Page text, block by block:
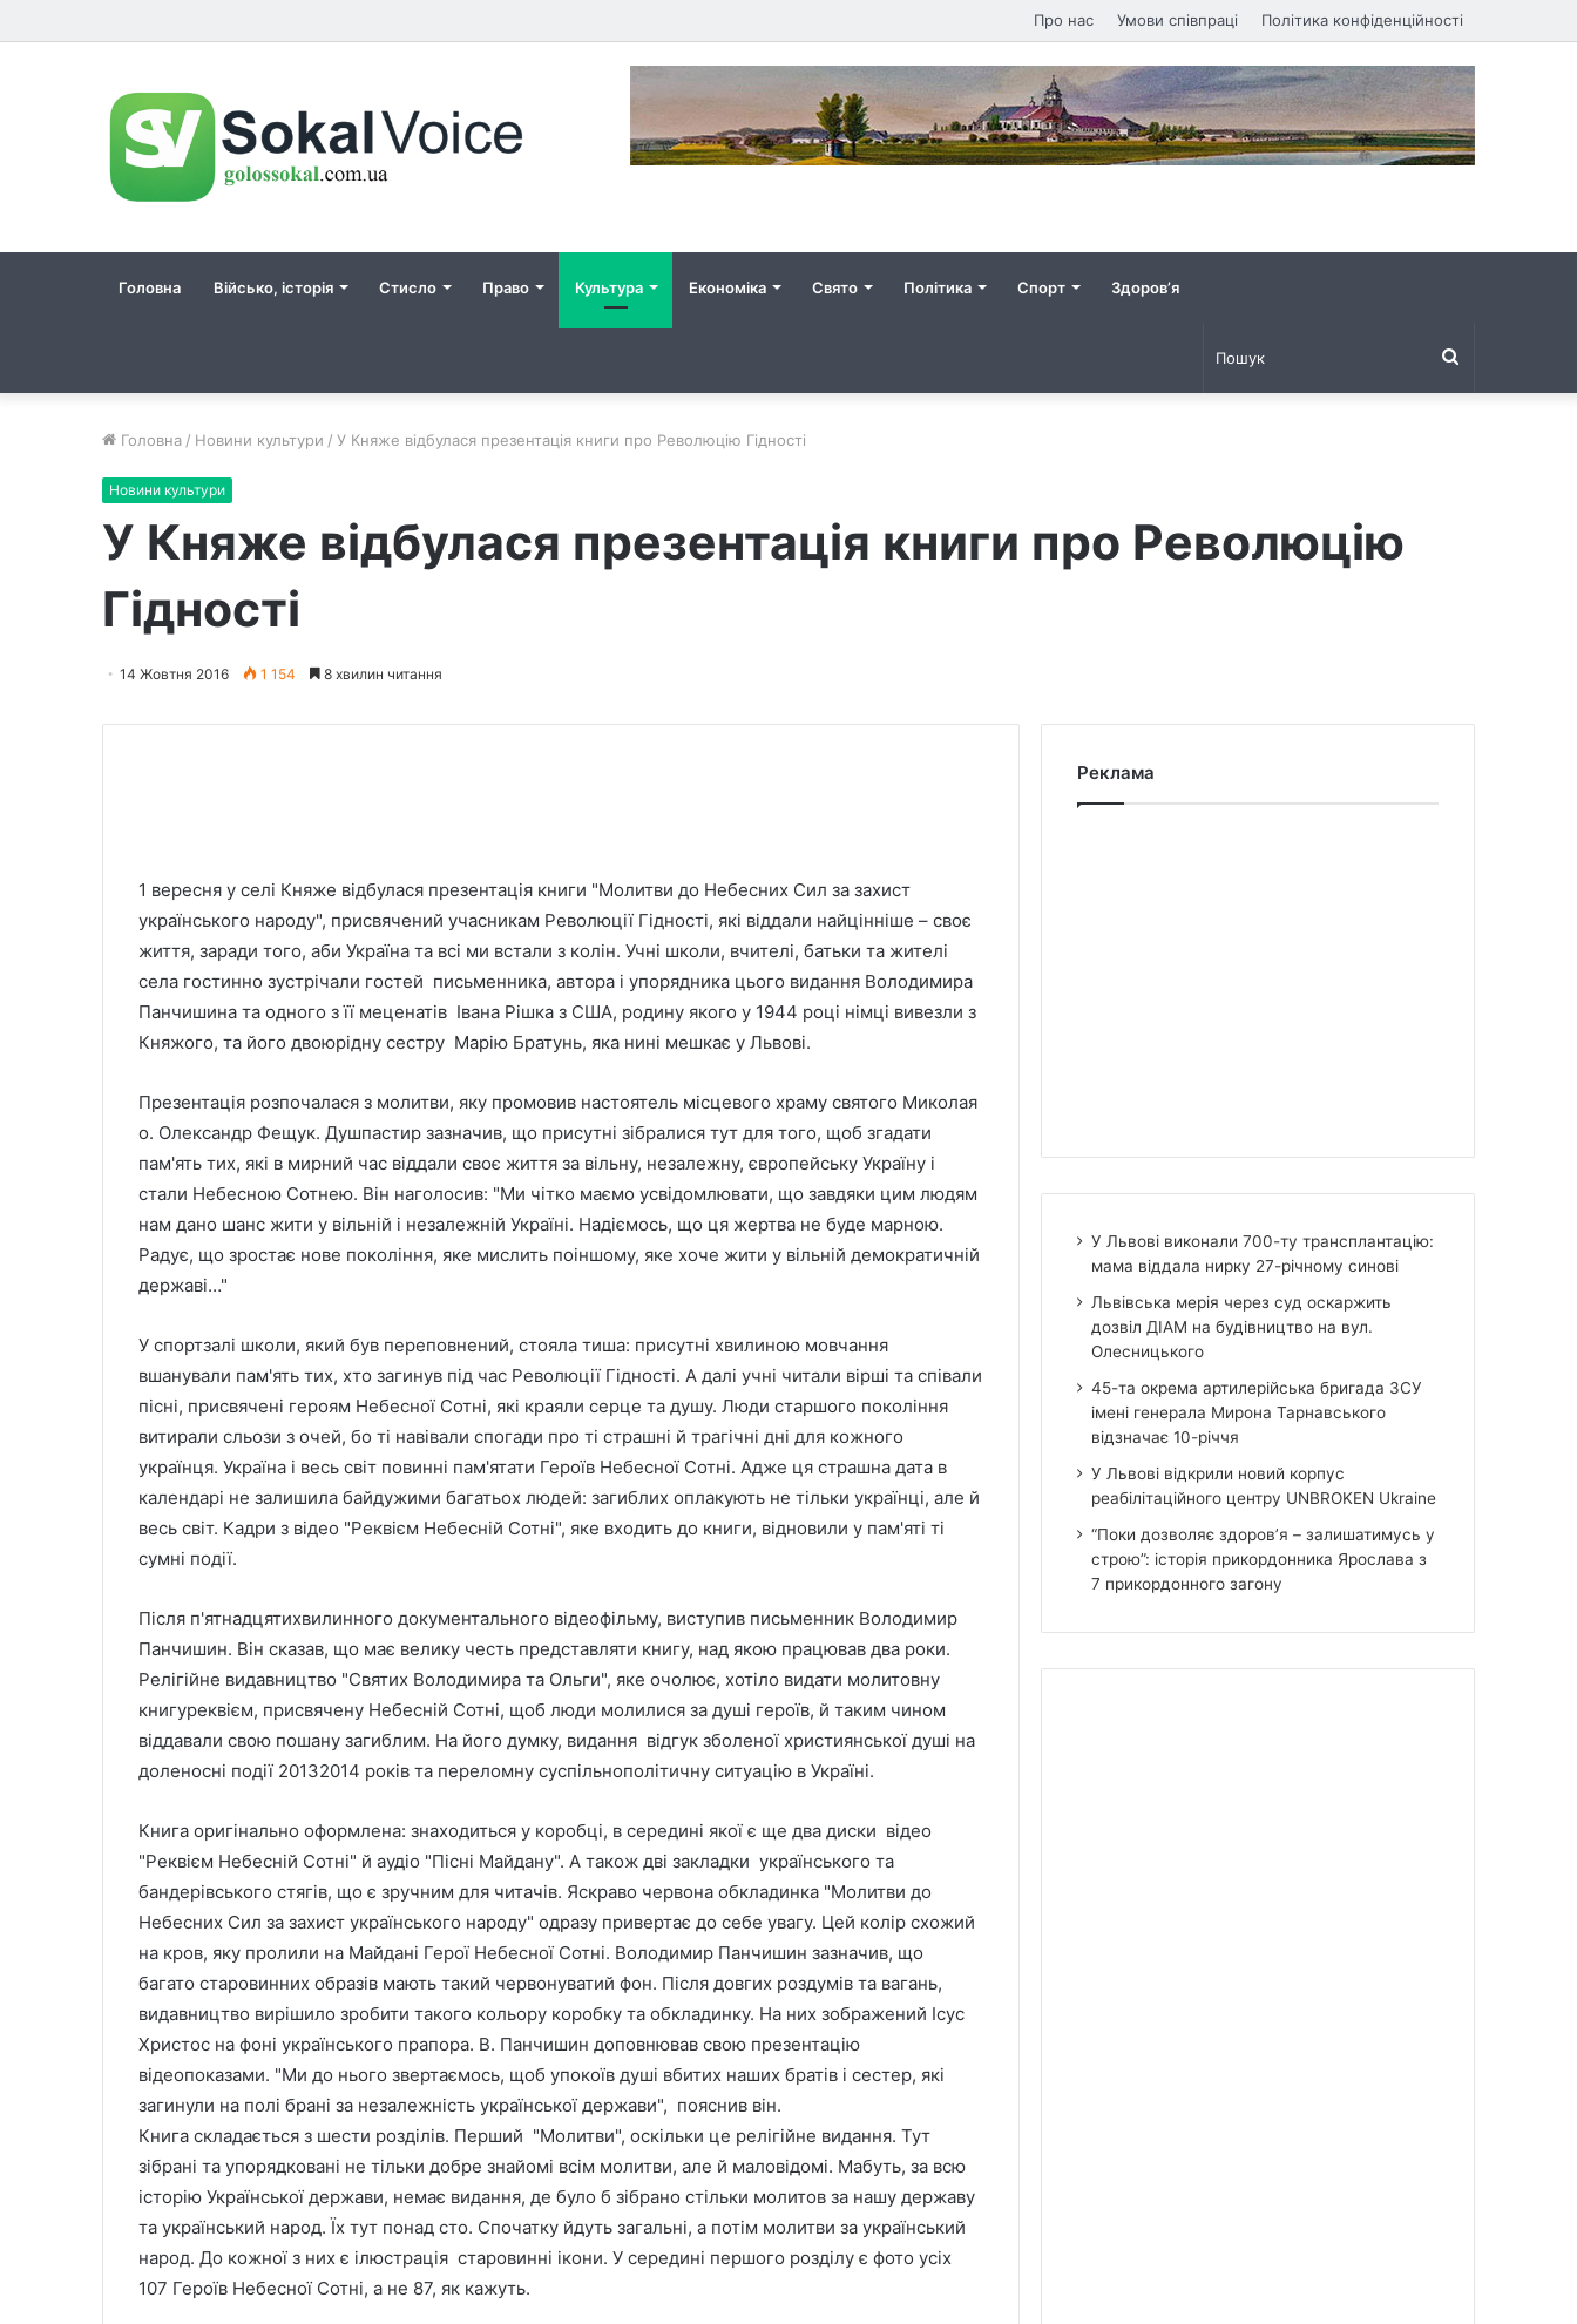
Про нас Умови співпраці Політика конфіденційності
Головна Військо, історія Стисло Право Культура Економіка Свято Політика Спорт Здоров’я
Головна / Новини культури / У Княже відбулася презентація книги про Революцію Гідності
Новини культури
У Княже відбулася презентація книги про Революцію
Гідності
14 Жовтня 2016 1 154 8 хвилин читання
1 вересня у селі Княже відбулася презентація книги "Молитви до Небесних Сил за захист
українського народу", присвячений учасникам Революції Гідності, які віддали найцінніше – своє
життя, заради того, аби Україна та всі ми встали з колін. Учні школи, вчителі, батьки та жителі
села гостинно зустрічали гостей письменника, автора і упорядника цього видання Володимира
Панчишина та одного з її меценатів Івана Рішка з США, родину якого у 1944 році німці вивезли з
Княжого, та його двоюрідну сестру Марію Братунь, яка нині мешкає у Львові.
Презентація розпочалася з молитви, яку промовив настоятель місцевого храму святого Миколая
о. Олександр Фещук. Душпастир зазначив, що присутні зібралися тут для того, щоб згадати
пам'ять тих, які в мирний час віддали своє життя за вільну, незалежну, європейську Україну і
стали Небесною Сотнею. Він наголосив: "Ми чітко маємо усвідомлювати, що завдяки цим людям
нам дано шанс жити у вільній і незалежній Україні. Надіємось, що ця жертва не буде марною.
Радує, що зростає нове покоління, яке мислить поіншому, яке хоче жити у вільній демократичній
державі…"
У спортзалі школи, який був переповнений, стояла тиша: присутні хвилиною мовчання
вшанували пам'ять тих, хто загинув під час Революції Гідності. А далі учні читали вірші та співали
пісні, присвячені героям Небесної Сотні, які краяли серце та душу. Люди старшого покоління
витирали сльози з очей, бо ті навівали спогади про ті страшні й трагічні дні для кожного
українця. Україна і весь світ повинні пам'ятати Героїв Небесної Сотні. Адже ця страшна дата в
календарі не залишила байдужими багатьох людей: загиблих оплакують не тільки українці, але й
весь світ. Кадри з відео "Реквієм Небесній Сотні", яке входить до книги, відновили у пам'яті ті
сумні події.
Після п'ятнадцятихвилинного документального відеофільму, виступив письменник Володимир
Панчишин. Він сказав, що має велику честь представляти книгу, над якою працював два роки.
Релігійне видавництво "Святих Володимира та Ольги", яке очолює, хотіло видати молитовну
книгуреквієм, присвячену Небесній Сотні, щоб люди молилися за душі героїв, й таким чином
віддавали свою пошану загиблим. На його думку, видання відгук зболеної християнської душі на
доленосні події 20132014 років та переломну суспільнополітичну ситуацію в Україні.
Книга оригінально оформлена: знаходиться у коробці, в середині якої є ще два диски відео
"Реквієм Небесній Сотні" й аудіо "Пісні Майдану". А також дві закладки українського та
бандерівського стягів, що є зручним для читачів. Яскраво червона обкладинка "Молитви до
Небесних Сил за захист українського народу" одразу привертає до себе увагу. Цей колір схожий
на кров, яку пролили на Майдані Герої Небесної Сотні. Володимир Панчишин зазначив, що
багато старовинних образів мають такий червонуватий фон. Після довгих роздумів та вагань,
видавництво вирішило зробити такого кольору коробку та обкладинку. На них зображений Ісус
Христос на фоні українського прапора. В. Панчишин доповнював свою презентацію
відеопоказами. "Ми до нього звертаємось, щоб упокоїв душі вбитих наших братів і сестер, які
загинули на полі брані за незалежність української держави", пояснив він.
Книга складається з шести розділів. Перший "Молитви", оскільки це релігійне видання. Тут
зібрані та упорядковані не тільки добре знайомі всім молитви, але й маловідомі. Мабуть, за всю
історію Української держави, немає видання, де було б зібрано стільки молитов за нашу державу
та український народ. Їх тут понад сто. Спочатку йдуть загальні, а потім молитви за український
народ. До кожної з них є ілюстрація старовинні ікони. У середині першого розділу є фото усіх
107 Героїв Небесної Сотні, а не 87, як кажуть.
Реклама
У Львові виконали 700-ту трансплантацію:
мама віддала нирку 27-річному синові
Львівська мерія через суд оскаржить
дозвіл ДІАМ на будівництво на вул.
Олесницького
45-та окрема артилерійська бригада ЗСУ
імені генерала Мирона Тарнавського
відзначає 10-річчя
У Львові відкрили новий корпус
реабілітаційного центру UNBROKEN Ukraine
“Поки дозволяє здоров’я – залишатимусь у
строю”: історія прикордонника Ярослава з
7 прикордонного загону